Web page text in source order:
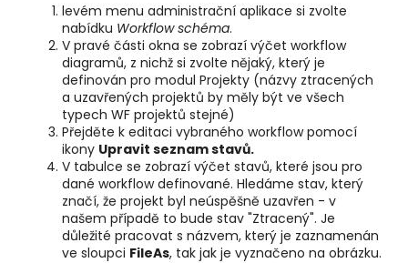
levém menu administrační aplikace si zvolte
nabídku Workflow schéma.
V pravé části okna se zobrazí výčet workflow
diagramů, z nichž si zvolte nějaký, který je
definován pro modul Projekty (názvy ztracených
a uzavřených projektů by měly být ve všech
typech WF projektů stejné)
Přejděte k editaci vybraného workflow pomocí
ikony Upravit seznam stavů.
V tabulce se zobrazí výčet stavů, které jsou pro
dané workflow definované. Hledáme stav, který
značí, že projekt byl neúspěšně uzavřen - v
našem případě to bude stav "Ztracený". Je
důležité pracovat s názvem, který je zaznamenán
ve sloupci FileAs, tak jak je vyznačeno na obrázku.